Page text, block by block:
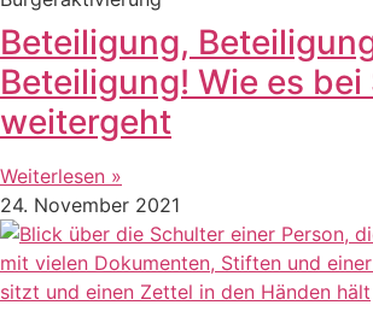
Beteiligung,
Beteiligung! Wie es bei
weitergeht
Weiterlesen »
24. November 2021